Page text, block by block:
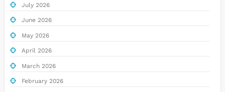
July 2026
June 2026
May 2026
April 2026
March 2026
February 2026